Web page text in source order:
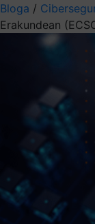
Bloga /
Erakundean